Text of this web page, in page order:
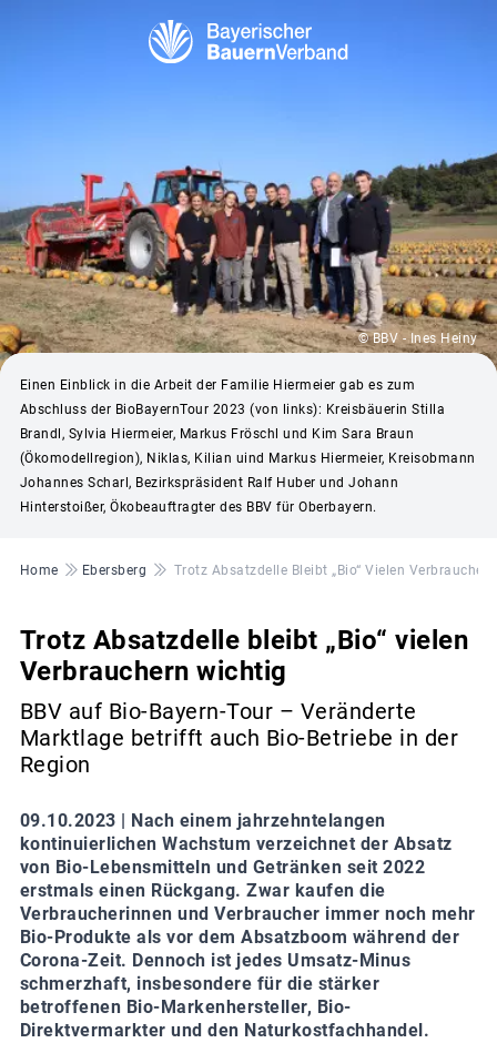
© BBV - Ines Heiny
Einen Einblick in die Arbeit der Familie Hiermeier gab es zum
Abschluss der BioBayernTour 2023 (von links): Kreisbäuerin Stilla
Brandl, Sylvia Hiermeier, Markus Fröschl und Kim Sara Braun
(Ökomodellregion), Niklas, Kilian uind Markus Hiermeier, Kreisobmann
Johannes Scharl, Bezirkspräsident Ralf Huber und Johann
Hinterstoißer, Ökobeauftragter des BBV für Oberbayern.
Pfadnavigation
Home Ebersberg Trotz Absatzdelle Bleibt „Bio“ Vielen
Trotz Absatzdelle bleibt „Bio“ vielen
Verbrauchern wichtig
BBV auf Bio-Bayern-Tour – Veränderte
Marktlage betrifft auch Bio-Betriebe in der
Region
09.10.2023 |
Nach einem jahrzehntelangen
kontinuierlichen Wachstum verzeichnet der Absatz
von Bio-Lebensmitteln und Getränken seit 2022
erstmals einen Rückgang. Zwar kaufen die
Verbraucherinnen und Verbraucher immer noch mehr
Bio-Produkte als vor dem Absatzboom während der
Corona-Zeit. Dennoch ist jedes Umsatz-Minus
schmerzhaft, insbesondere für die stärker
betroffenen Bio-Markenhersteller, Bio-
Direktvermarkter und den Naturkostfachhandel.